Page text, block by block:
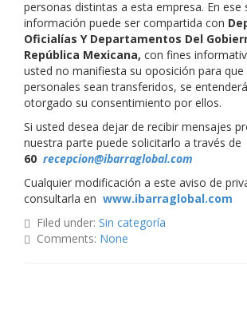
personas distintas a esta empresa. En ese
información puede ser compartida con
Oficialías Y Departamentos Del
República Mexicana, con fines
usted no manifiesta su oposición para que
personales sean transferidos, se
otorgado su consentimiento por ellos.
Si usted desea dejar de recibir mensajes
nuestra parte puede solicitarlo a través de
60 recepcion@ibarraglobal.com
Cualquier modificación a este aviso de
consultarla en www.ibarraglobal.com
Filed under: Sin categoría
Comments: None